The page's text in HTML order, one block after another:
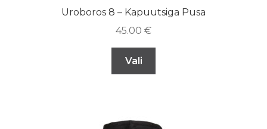
Uroboros 8 – Kapuutsiga Pusa
45.00 €
Vali